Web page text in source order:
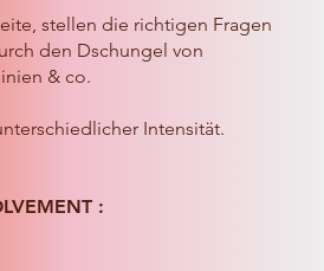
stellen die richtigen Fragen
den Dschungel von
& co.
Intensität.
: